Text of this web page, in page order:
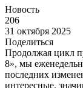
Новость
206
31 октября 2025
Поделиться
Продолжая цикл
8», мы
последних
интересные,